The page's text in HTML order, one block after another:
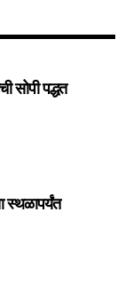
सोपी पद्धत
स्थळापर्यंत